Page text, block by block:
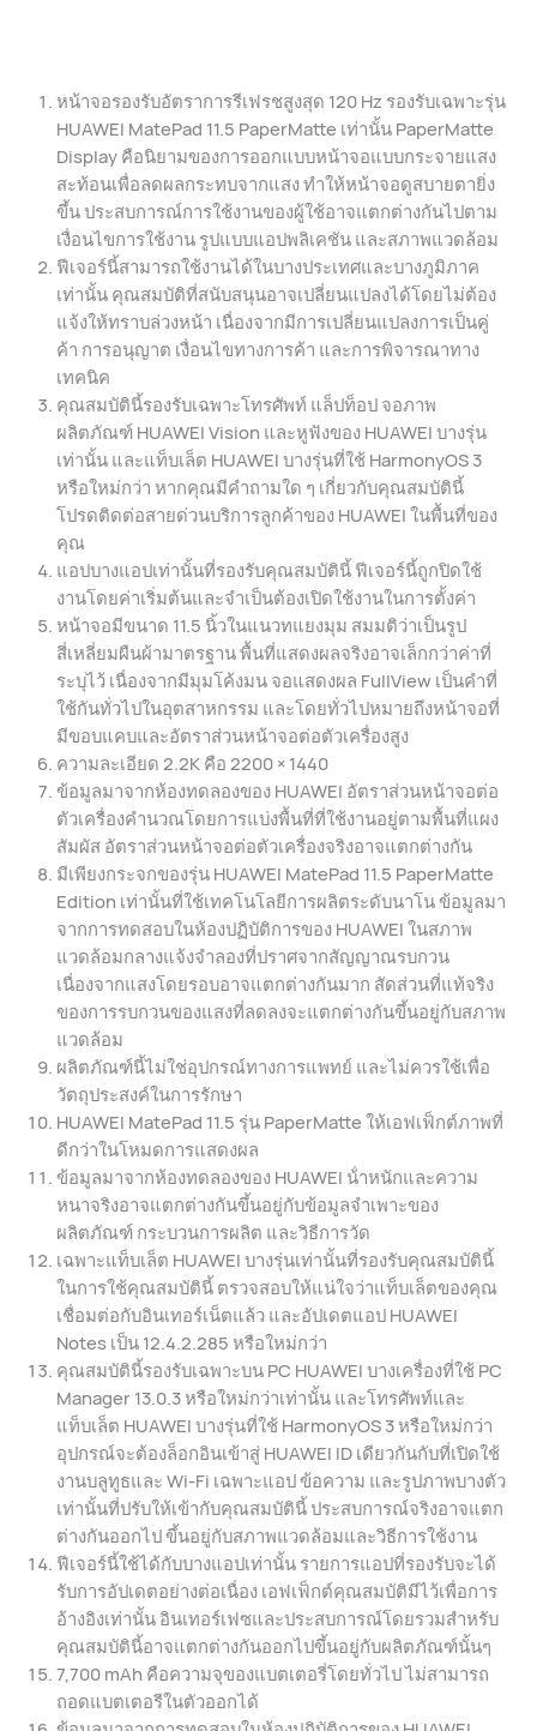
หน้าจอรองรับอัตราการรีเฟรชสูงสุด 120 Hz รองรับเฉพาะรุ่น
HUAWEI MatePad 11.5 PaperMatte เท่านั้น PaperMatte
Display คือนิยามของการออกแบบหน้าจอแบบกระจายแสง
สะท้อนเพื่อลดผลกระทบจากแสง ทําให้หน้าจอดูสบายตายิ่ง
ขึ้น ประสบการณ์การใช้งานของผู้ใช้อาจแตกต่างกันไปตาม
เงื่อนไขการใช้งาน รูปแบบแอปพลิเคชัน และสภาพแวดล้อม
ฟีเจอร์นี้สามารถใช้งานได้ในบางประเทศและบางภูมิภาค
เท่านั้น คุณสมบัติที่สนับสนุนอาจเปลี่ยนแปลงได้โดยไม่ต้อง
แจ้งให้ทราบล่วงหน้า เนื่องจากมีการเปลี่ยนแปลงการเป็นคู่
ค้า การอนุญาต เงื่อนไขทางการค้า และการพิจารณาทาง
เทคนิค
คุณสมบัตินี้รองรับเฉพาะโทรศัพท์ แล็ปท็อป จอภาพ
ผลิตภัณฑ์ HUAWEI Vision และหูฟังของ HUAWEI บางรุ่น
เท่านั้น และแท็บเล็ต HUAWEI บางรุ่นที่ใช้ HarmonyOS 3
หรือใหม่กว่า หากคุณมีคําถามใด ๆ เกี่ยวกับคุณสมบัตินี้
โปรดติดต่อสายด่วนบริการลูกค้าของ HUAWEI ในพื้นที่ของ
คุณ
แอปบางแอปเท่านั้นที่รองรับคุณสมบัตินี้ ฟีเจอร์นี้ถูกปิดใช้
งานโดยค่าเริ่มต้นและจําเป็นต้องเปิดใช้งานในการตั้งค่า
หน้าจอมีขนาด 11.5 นิ้วในแนวทแยงมุม สมมติว่าเป็นรูป
สี่เหลี่ยมผืนผ้ามาตรฐาน พื้นที่แสดงผลจริงอาจเล็กกว่าค่าที่
ระบุไว้ เนื่องจากมีมุมโค้งมน จอแสดงผล FullView เป็นคําที่
ใช้กันทั่วไปในอุตสาหกรรม และโดยทั่วไปหมายถึงหน้าจอที่
มีขอบแคบและอัตราส่วนหน้าจอต่อตัวเครื่องสูง
ความละเอียด 2.2K คือ 2200 × 1440
ข้อมูลมาจากห้องทดลองของ HUAWEI อัตราส่วนหน้าจอต่อ
ตัวเครื่องคํานวณโดยการแบ่งพื้นที่ที่ใช้งานอยู่ตามพื้นที่แผง
สัมผัส อัตราส่วนหน้าจอต่อตัวเครื่องจริงอาจแตกต่างกัน
มีเพียงกระจกของรุ่น HUAWEI MatePad 11.5 PaperMatte
Edition เท่านั้นที่ใช้เทคโนโลยีการผลิตระดับนาโน ข้อมูลมา
จากการทดสอบในห้องปฏิบัติการของ HUAWEI ในสภาพ
แวดล้อมกลางแจ้งจําลองที่ปราศจากสัญญาณรบกวน
เนื่องจากแสงโดยรอบอาจแตกต่างกันมาก สัดส่วนที่แท้จริง
ของการรบกวนของแสงที่ลดลงจะแตกต่างกันขึ้นอยู่กับสภาพ
แวดล้อม
ผลิตภัณฑ์นี้ไม่ใช่อุปกรณ์ทางการแพทย์ และไม่ควรใช้เพื่อ
วัตถุประสงค์ในการรักษา
HUAWEI MatePad 11.5 รุ่น PaperMatte ให้เอฟเฟ็กต์ภาพที่
ดีกว่าในโหมดการแสดงผล
ข้อมูลมาจากห้องทดลองของ HUAWEI น้ําหนักและความ
หนาจริงอาจแตกต่างกันขึ้นอยู่กับข้อมูลจําเพาะของ
ผลิตภัณฑ์ กระบวนการผลิต และวิธีการวัด
เฉพาะแท็บเล็ต HUAWEI บางรุ่นเท่านั้นที่รองรับคุณสมบัตินี้
ในการใช้คุณสมบัตินี้ ตรวจสอบให้แน่ใจว่าแท็บเล็ตของคุณ
เชื่อมต่อกับอินเทอร์เน็ตแล้ว และอัปเดตแอป HUAWEI
Notes เป็น 12.4.2.285 หรือใหม่กว่า
คุณสมบัตินี้รองรับเฉพาะบน PC HUAWEI บางเครื่องที่ใช้ PC
Manager 13.0.3 หรือใหม่กว่าเท่านั้น และโทรศัพท์และ
แท็บเล็ต HUAWEI บางรุ่นที่ใช้ HarmonyOS 3 หรือใหม่กว่า
อุปกรณ์จะต้องล็อกอินเข้าสู่ HUAWEI ID เดียวกันกับที่เปิดใช้
งานบลูทูธและ Wi-Fi เฉพาะแอป ข้อความ และรูปภาพบางตัว
เท่านั้นที่ปรับให้เข้ากับคุณสมบัตินี้ ประสบการณ์จริงอาจแตก
ต่างกันออกไป ขึ้นอยู่กับสภาพแวดล้อมและวิธีการใช้งาน
ฟีเจอร์นี้ใช้ได้กับบางแอปเท่านั้น รายการแอปที่รองรับจะได้
รับการอัปเดตอย่างต่อเนื่อง เอฟเฟ็กต์คุณสมบัติมีไว้เพื่อการ
อ้างอิงเท่านั้น อินเทอร์เฟซและประสบการณ์โดยรวมสําหรับ
คุณสมบัตินี้อาจแตกต่างกันออกไปขึ้นอยู่กับผลิตภัณฑ์นั้นๆ
7,700 mAh คือความจุของแบตเตอรี่โดยทั่วไป ไม่สามารถ
ถอดแบตเตอรีในตัวออกได้